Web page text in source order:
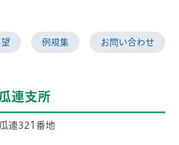
例規集 お問い合わせ
連支所
連321番地